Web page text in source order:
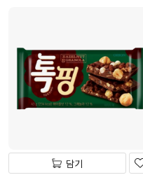
담기